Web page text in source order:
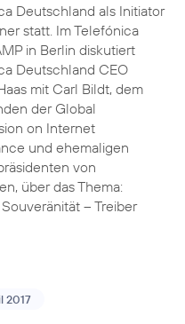
Deutschland als Initiator
statt. Im Telefónica
in Berlin diskutiert
Deutschland CEO
mit Carl Bildt, dem
der Global
on Internet
und ehemaligen
von
über das Thema:
Souveränität – Treiber
2017